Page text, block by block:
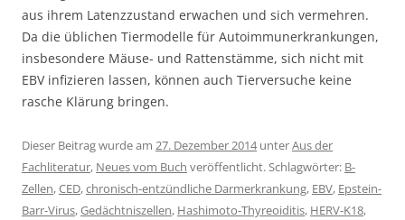
aus ihrem Latenzzustand erwachen und sich vermehren.
Da die üblichen Tiermodelle für Autoimmunerkrankungen,
insbesondere Mäuse- und Rattenstämme, sich nicht mit
EBV infizieren lassen, können auch Tierversuche keine
rasche Klärung bringen.
Dieser Beitrag wurde am 27. Dezember 2014unterAus der
Fachliteratur, Neues vom Buch veröffentlicht. Schlagwörter: B-
Zellen,CED,chronisch-entzündliche Darmerkrankung, EBV, Epstein-
Barr-Virus,Gedächtniszellen, Hashimoto-Thyreoiditis, HERV-K18,